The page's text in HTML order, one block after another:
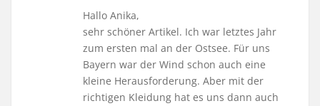
Hallo Anika,
sehr schöner Artikel. Ich war letztes Jahr
zum ersten mal an der Ostsee. Für uns
Bayern war der Wind schon auch eine
kleine Herausforderung. Aber mit der
richtigen Kleidung hat es uns dann auch